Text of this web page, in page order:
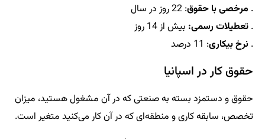
. مرخصی با حقوق: 22 روز در سال
. تعطیلات رسمی: بیش از 14 روز
. نرخ بیکاری: 11 درصد
حقوق کار در اسپانیا
حقوق و دستمزد بسته به صنعتی که در آن مشغول هستید، میزان
تخصص، سابقه کاری و منطقه‌ای که در آن کار می‌کنید متغیر است.